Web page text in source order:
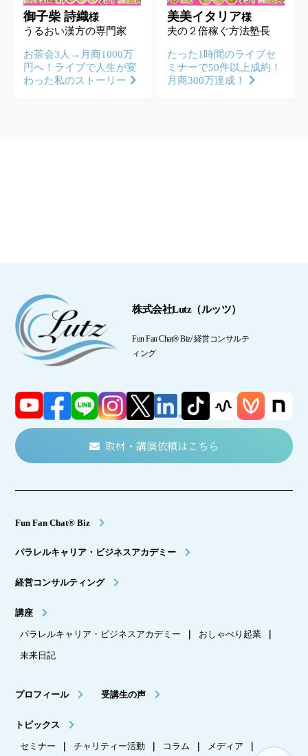
御子柴 詩織様
うるおい漢方の専門家
お茶会3人→月商1000万
円へ！ライブで人生が変
わった私のストーリー
美美イタリア様
夫の２倍稼ぐ方法塾長
たった1時間のライブセ
ミナーで50件以上成約！
月商300万達成！
株式会社Lutz（ルッツ）
Fun Fan Chat® Biz/ 経営コンサルテ
ィング
取材・講演依頼はこちら
Fun Fan Chat® Biz
パラレルキャリア・ビジネスアカデミー
経営コンサルティング
講座
パラレルキャリア・ビジネスアカデミー おしゃべり起業
未来日記
プロフィール 受講生の声
トピックス
セミナー チャリティー活動 コラム メディア